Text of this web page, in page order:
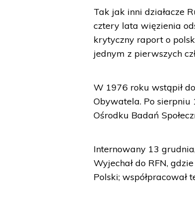
Tak jak inni działacze
cztery lata więzienia
krytyczny raport o
jednym z pierwszych
W 1976 roku wstąpił
Obywatela. Po sierpniu
Ośrodku Badań
Internowany 13
Wyjechał do RFN,
Polski; współpracował